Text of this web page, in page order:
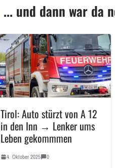
... und dann war da
Tirol: Auto stürzt von A 12
in den Inn → Lenker ums
Leben gekommmen
4. Oktober 2025 0